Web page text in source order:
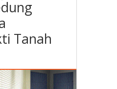
Tanah